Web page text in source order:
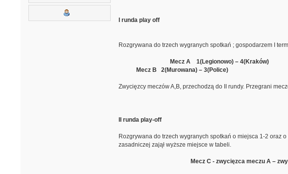
I runda play off
Rozgrywana do trzech wygranych spotkań ; gospodarzem I
Mecz A 1(Legionowo) – 4(Kraków)
Mecz B 2(Murowana) – 3(Police)
Zwycięzcy meczów A,B, przechodzą do II rundy. Przegrani
II runda play-off
Rozgrywana do trzech wygranych spotkań o miejsca 1-2 oraz
zasadniczej zajął wyższe miejsce w tabeli.
Mecz C - zwycięzca meczu A –